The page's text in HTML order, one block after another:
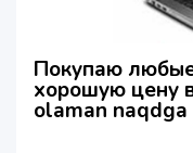
Покупаю любые
хорошую цену
olaman naqdga